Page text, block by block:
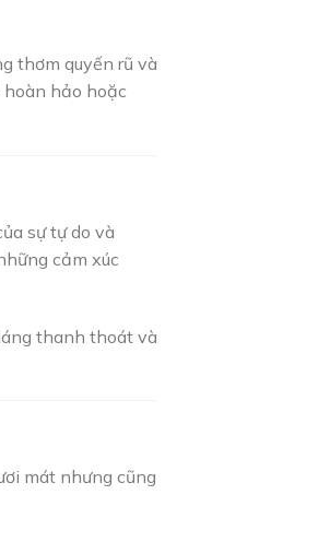
thơm quyến rũ và
hảo hoặc
sự tự do và
cảm xúc
thanh thoát và
mát nhưng cũng